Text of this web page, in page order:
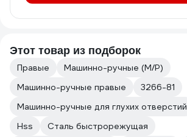
Этот товар из подборок
Правые
Машинно-ручные (М/Р)
Машинно-ручные правые
3266-81
Машинно-ручные для глухих отверстий
Hss
Сталь быстрорежущая